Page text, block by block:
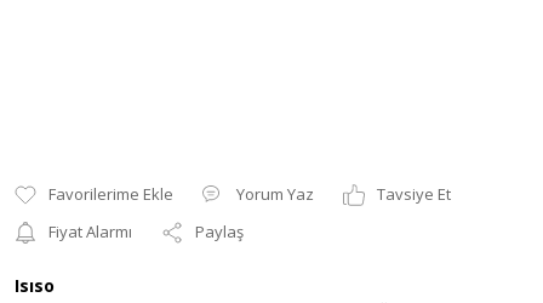
Yorum Yaz
Tavsiye Et
Fiyat Alarmı
Paylaş
Isıso